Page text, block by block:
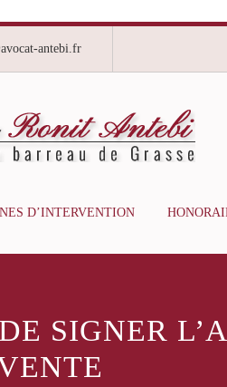
antebi.fr
D’INTERVENTION
SIGNER